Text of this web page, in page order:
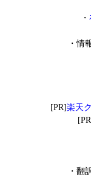
・
・情
[PR]楽天
・ 翻